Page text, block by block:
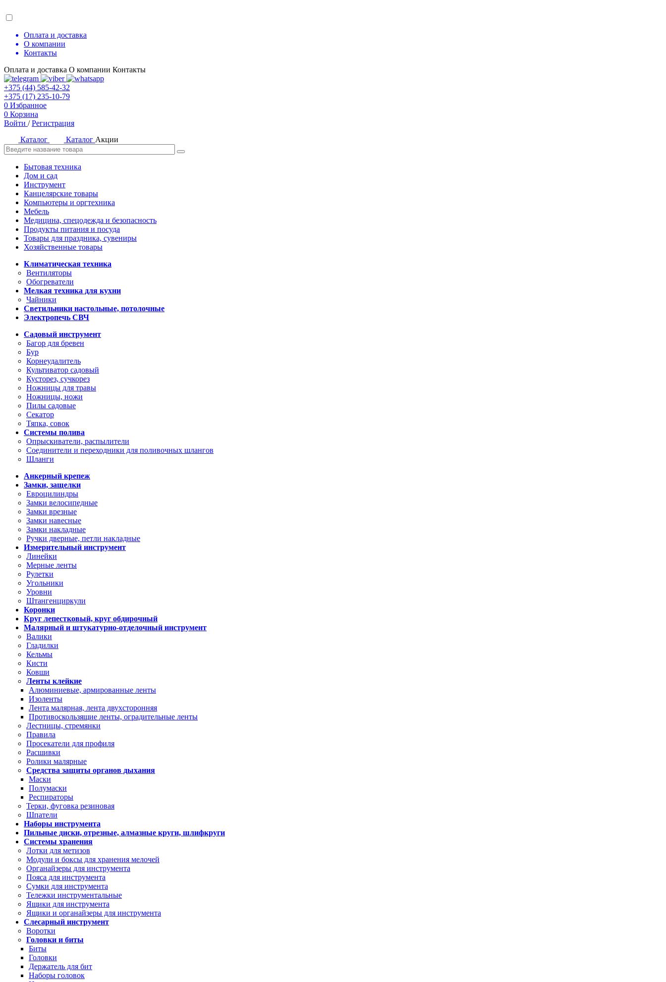
Оплата и доставка
О компании
Контакты
Оплата и доставка О компании Контакты
+375 (44) 585-42-32
+375 (17) 235-10-79
0 Избранное
0 Корзина
Войти / Регистрация
Каталог
Каталог Акции
Бытовая техника
Дом и сад
Инструмент
Канцелярские товары
Компьютеры и оргтехника
Мебель
Медицина, спецодежда и безопасность
Продукты питания и посуда
Товары для праздника, сувениры
Хозяйственные товары
Климатическая техника
Вентиляторы
Обогреватели
Мелкая техника для кухни
Чайники
Светильники настольные, потолочные
Электропечь СВЧ
Садовый инструмент
Багор для бревен
Бур
Корнеудалитель
Культиватор садовый
Кусторез, сучкорез
Ножницы для травы
Ножницы, ножи
Пилы садовые
Секатор
Тяпка, совок
Системы полива
Опрыскиватели, распылители
Соединители и переходники для поливочных шлангов
Шланги
Анкерный крепеж
Замки, защелки
Евроцилиндры
Замки велосипедные
Замки врезные
Замки навесные
Замки накладные
Ручки дверные, петли накладные
Измерительный инструмент
Линейки
Мерные ленты
Рулетки
Угольники
Уровни
Штангенциркули
Коронки
Круг лепестковый, круг обдирочный
Малярный и штукатурно-отделочный инструмент
Валики
Гладилки
Кельмы
Кисти
Ковши
Ленты клейкие
Алюминиевые, армированные ленты
Изоленты
Лента малярная, лента двухсторонняя
Противоскользящие ленты, оградительные ленты
Лестницы, стремянки
Правила
Просекатели для профиля
Расшивки
Ролики малярные
Средства защиты органов дыхания
Маски
Полумаски
Респираторы
Терки, фуговка резиновая
Шпатели
Наборы инструмента
Пильные диски, отрезные, алмазные круги, шлифкруги
Системы хранения
Лотки для метизов
Модули и боксы для хранения мелочей
Органайзеры для инструмента
Пояса для инструмента
Сумки для инструмента
Тележки инструментальные
Ящики для инструмента
Ящики и органайзеры для инструмента
Слесарный инструмент
Воротки
Головки и биты
Биты
Головки
Держатель для бит
Наборы головок